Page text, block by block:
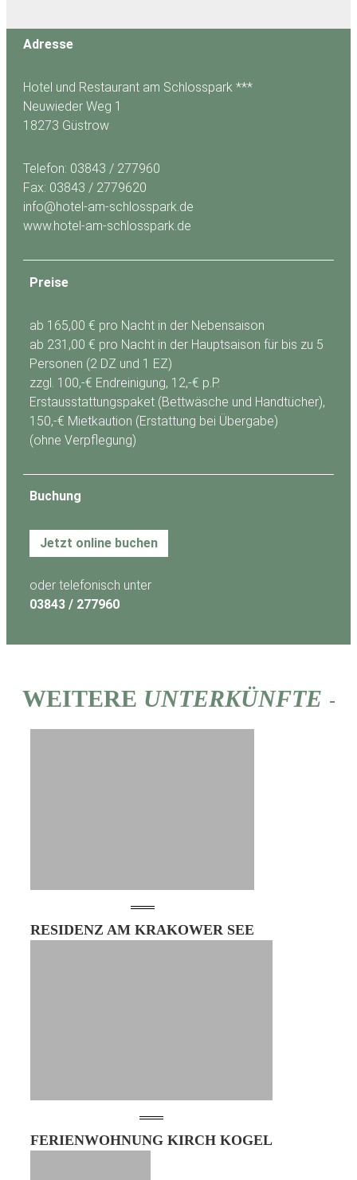
Adresse
Hotel und Restaurant am Schlosspark ***
Neuwieder Weg 1
18273 Güstrow
Telefon: 03843 / 277960
Fax: 03843 / 2779620
info@hotel-am-schlosspark.de
www.hotel-am-schlosspark.de
Preise
ab 165,00 € pro Nacht in der Nebensaison
ab 231,00 € pro Nacht in der Hauptsaison für bis zu 5
Personen (2 DZ und 1 EZ)
zzgl. 100,-€ Endreinigung, 12,-€ p.P.
Erstausstattungspaket (Bettwäsche und Handtücher),
150,-€ Mietkaution (Erstattung bei Übergabe)
(ohne Verpflegung)
Buchung
Jetzt online buchen
oder telefonisch unter
03843 / 277960
WEITERE UNTERKÜNFTE
RESIDENZ AM KRAKOWER SEE
FERIENWOHNUNG KIRCH KOGEL